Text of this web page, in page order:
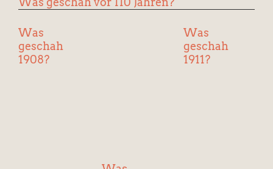
Was
geschah
1908?
Was
geschah
1911?